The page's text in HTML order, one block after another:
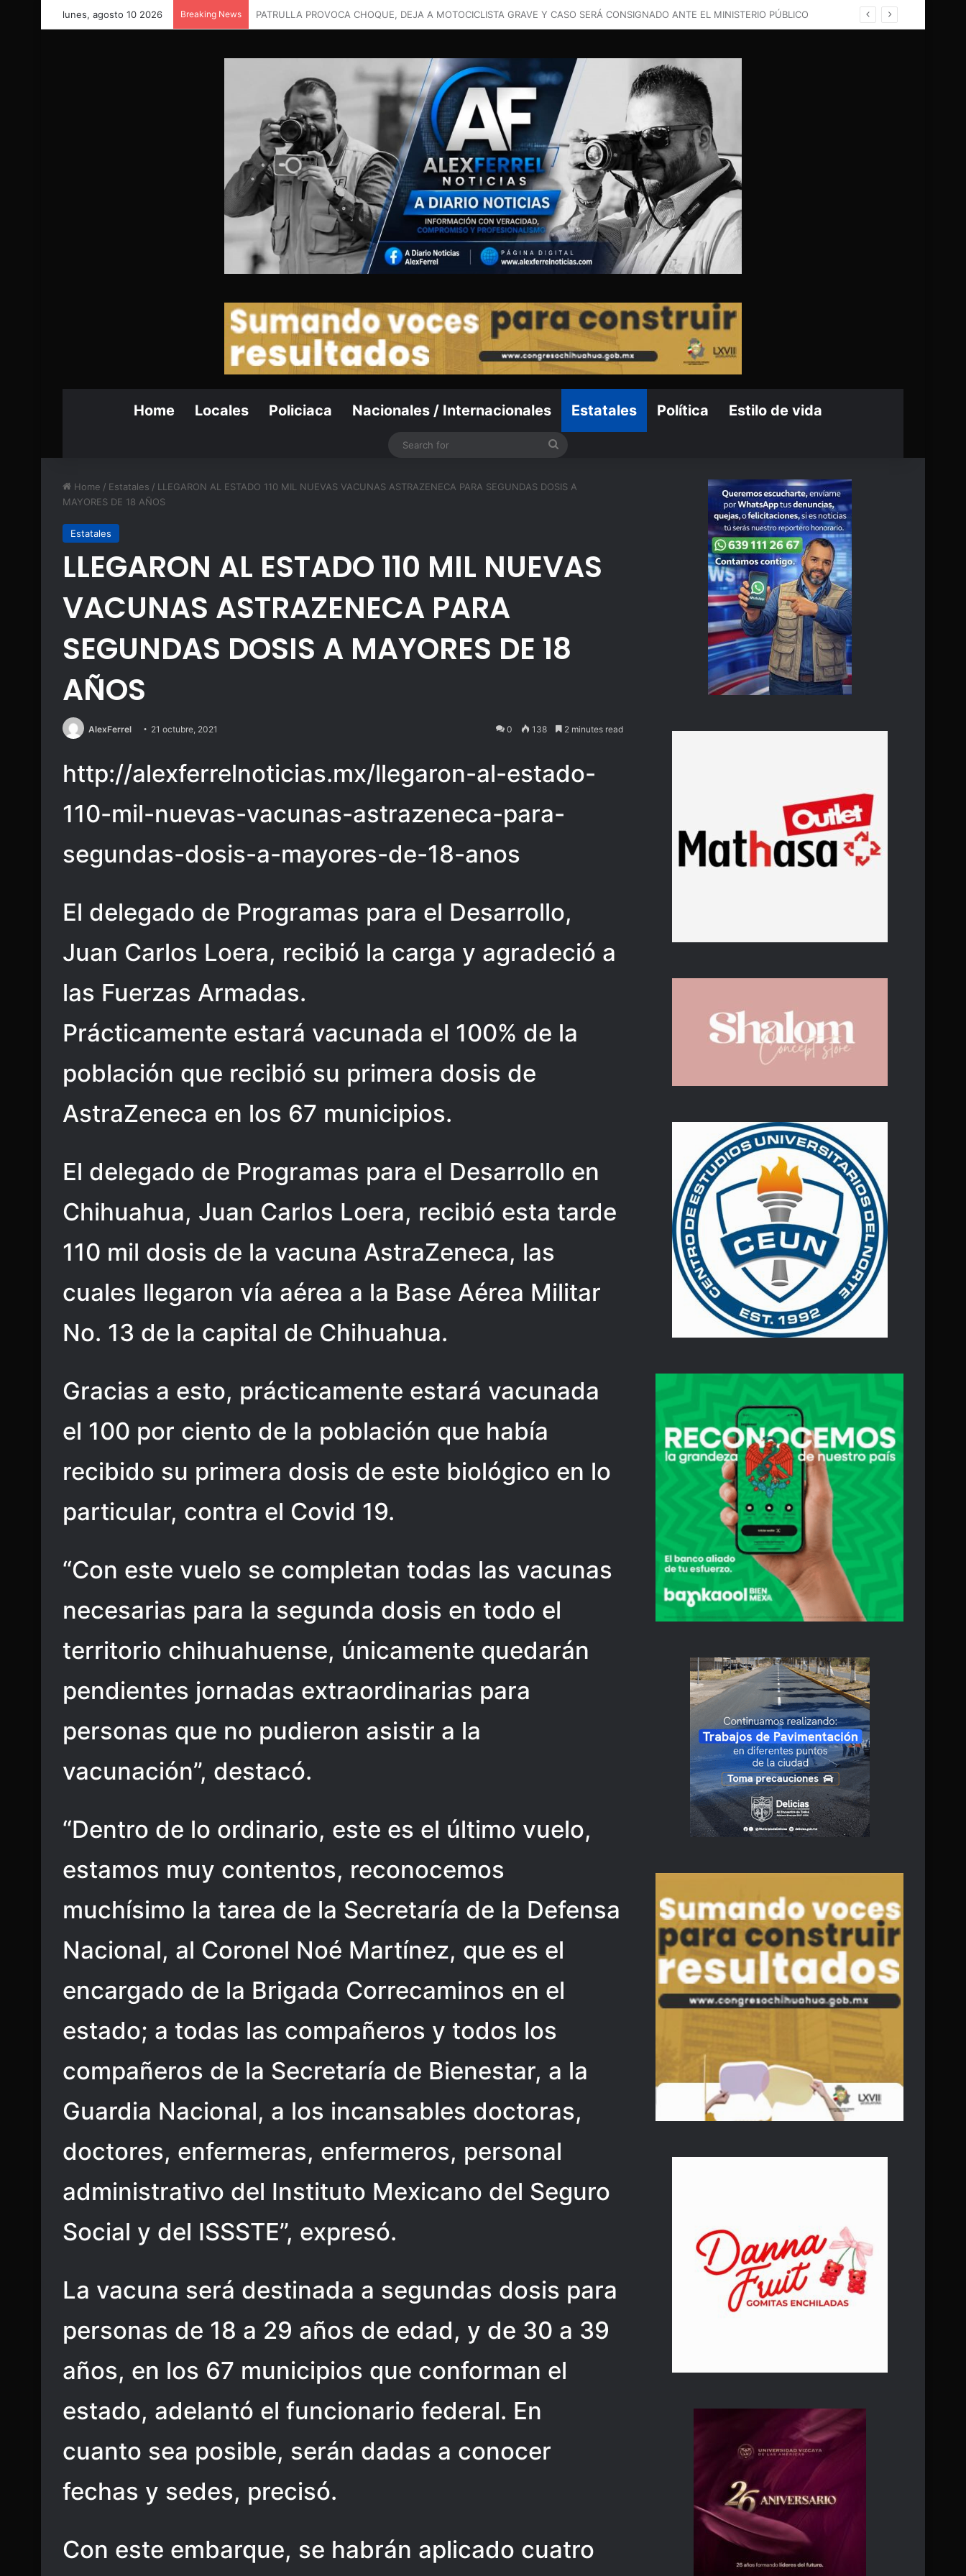
lunes, agosto 10 2026 Breaking News ¡MIGUEL CARRILLO ROMERO REPRESENTA A NUESTRA COMUNIDAD EN GRANDE!
Home Locales Policiaca Nacionales / Internacionales Estatales Política Estilo de vida
Search
Home / Estatales / LLEGARON AL ESTADO 110 MIL NUEVAS VACUNAS ASTRAZENECA PARA SEGUNDAS DOSIS A
MAYORES DE 18 AÑOS
Estatales
LLEGARON AL ESTADO 110 MIL NUEVAS
VACUNAS ASTRAZENECA PARA
SEGUNDAS DOSIS A MAYORES DE 18
AÑOS
AlexFerrel 21 octubre, 2021 0 138 2 minutes read
http://alexferrelnoticias.mx/llegaron-al-estado-
110-mil-nuevas-vacunas-astrazeneca-para-
segundas-dosis-a-mayores-de-18-anos
El delegado de Programas para el Desarrollo,
Juan Carlos Loera, recibió la carga y agradeció a
las Fuerzas Armadas.
Prácticamente estará vacunada el 100% de la
población que recibió su primera dosis de
AstraZeneca en los 67 municipios.
El delegado de Programas para el Desarrollo en
Chihuahua, Juan Carlos Loera, recibió esta tarde
110 mil dosis de la vacuna AstraZeneca, las
cuales llegaron vía aérea a la Base Aérea Militar
No. 13 de la capital de Chihuahua.
Gracias a esto, prácticamente estará vacunada
el 100 por ciento de la población que había
recibido su primera dosis de este biológico en lo
particular, contra el Covid 19.
“Con este vuelo se completan todas las vacunas
necesarias para la segunda dosis en todo el
territorio chihuahuense, únicamente quedarán
pendientes jornadas extraordinarias para
personas que no pudieron asistir a la
vacunación”, destacó.
“Dentro de lo ordinario, este es el último vuelo,
estamos muy contentos, reconocemos
muchísimo la tarea de la Secretaría de la Defensa
Nacional, al Coronel Noé Martínez, que es el
encargado de la Brigada Correcaminos en el
estado; a todas las compañeros y todos los
compañeros de la Secretaría de Bienestar, a la
Guardia Nacional, a los incansables doctoras,
doctores, enfermeras, enfermeros, personal
administrativo del Instituto Mexicano del Seguro
Social y del ISSSTE”, expresó.
La vacuna será destinada a segundas dosis para
personas de 18 a 29 años de edad, y de 30 a 39
años, en los 67 municipios que conforman el
estado, adelantó el funcionario federal. En
cuanto sea posible, serán dadas a conocer
fechas y sedes, precisó.
Con este embarque, se habrán aplicado cuatro